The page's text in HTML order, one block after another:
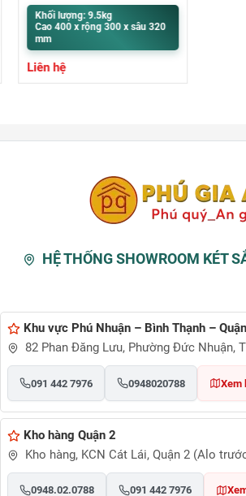
Khối lượng: 9.5kg
Cao 400 x rộng 300 x sâu 320
mm
Liên hệ
HỆ THỐNG SHOWROOM KÉT
Khu vực Phú Nhuận – Bình Thạnh –
82 Phan Đăng Lưu, Phường Đức Nhuận,
091 442 7976 0948020788 Xem
Kho hàng Quận 2
Kho hàng, KCN Cát Lái, Quận 2 (Alo
0948.02.0788 091 442 7976